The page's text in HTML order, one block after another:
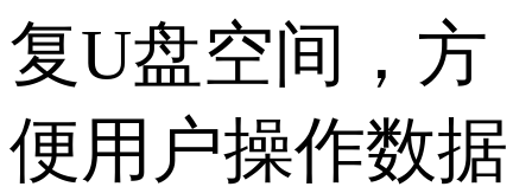
复U盘空间，方
便用户操作数据